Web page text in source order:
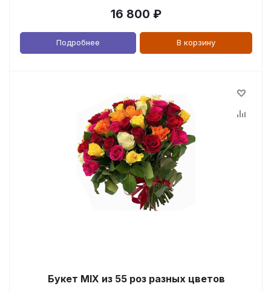
16 800 ₽
Подробнее В корзину
Букет MIX из 55 роз разных цветов